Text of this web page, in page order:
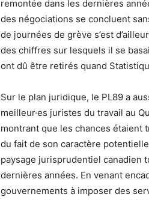
remontée dans les dernières
des négociations se concluent
de journées de grève s’est
des chiffres sur lesquels il se
ont dû être retirés quand
Sur le plan juridique, le PL89 a
meilleur·es juristes du travail au
montrant que les chances étaient
du fait de son caractère
paysage jurisprudentiel canadien
dernières années. En venant
gouvernements à imposer des